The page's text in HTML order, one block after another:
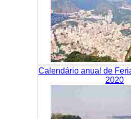
Calendário anual de
2020